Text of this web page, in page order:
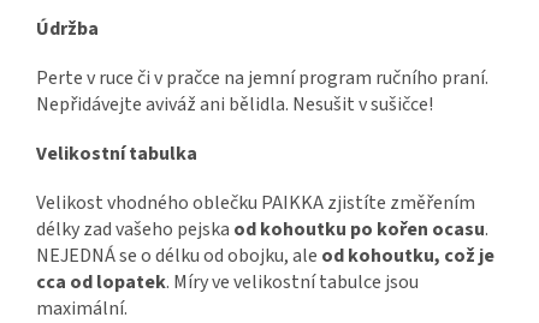
Údržba
Perte v ruce či v pračce na jemní program ručního praní.
Nepřidávejte aviváž ani bělidla. Nesušit v sušičce!
Velikostní tabulka
Velikost vhodného oblečku PAIKKA zjistíte změřením
délky zad vašeho pejska od kohoutku po kořen ocasu.
NEJEDNÁ se o délku od obojku, ale od kohoutku, což je
cca od lopatek. Míry ve velikostní tabulce jsou
maximální.